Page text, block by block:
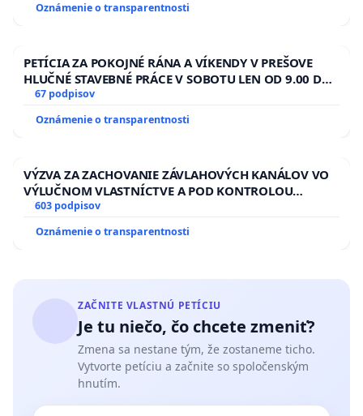
Oznámenie o transparentnosti
PETÍCIA ZA POKOJNÉ RÁNA A VÍKENDY V PREŠOVE
HLUČNÉ STAVEBNÉ PRÁCE V SOBOTU LEN OD 9.00 DO
13.00 HOD., CEZ PRACOVNÝ TÝŽDEŇ CIEĽ 8.00 – 18.00
HOD. A PRAVIDELNÁ KONTROLA STAVBY C-AREA NA
ĎUMBIERSKEJ/MAGU
67 podpisov
Oznámenie o transparentnosti
VÝZVA ZA ZACHOVANIE ZÁVLAHOVÝCH KANÁLOV VO
VÝLUČNOM VLASTNÍCTVE A POD KONTROLOU
SLOVENSKEJ REPUBLIKY & žiadosť na riešenie
zanedbaného stavu závlahových a odvodňovacích
kanálov na Slovensku
603 podpisov
Oznámenie o transparentnosti
ZAČNITE VLASTNÚ PETÍCIU
Je tu niečo, čo chcete zmeniť?
Zmena sa nestane tým, že zostaneme ticho.
Vytvorte petíciu a začnite so spoločenským
hnutím.